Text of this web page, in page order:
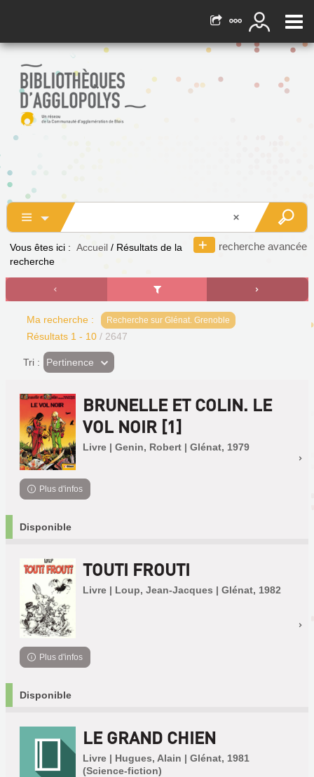
recherche avancée
Vous êtes ici : Accueil / Résultats de la
recherche
Ma recherche : Recherche sur Glénat. Grenoble
Résultats 1 - 10 / 2647
Tri : (Effet
imédiat)
Pertinence
BRUNELLE ET COLIN. LE
VOL NOIR [1]
Livre | Genin, Robert | Glénat, 1979
Plus d'infos
Disponible
TOUTI FROUTI
Livre | Loup, Jean-Jacques | Glénat, 1982
Plus d'infos
Disponible
LE GRAND CHIEN
Livre | Hugues, Alain | Glénat, 1981
(Science-fiction)